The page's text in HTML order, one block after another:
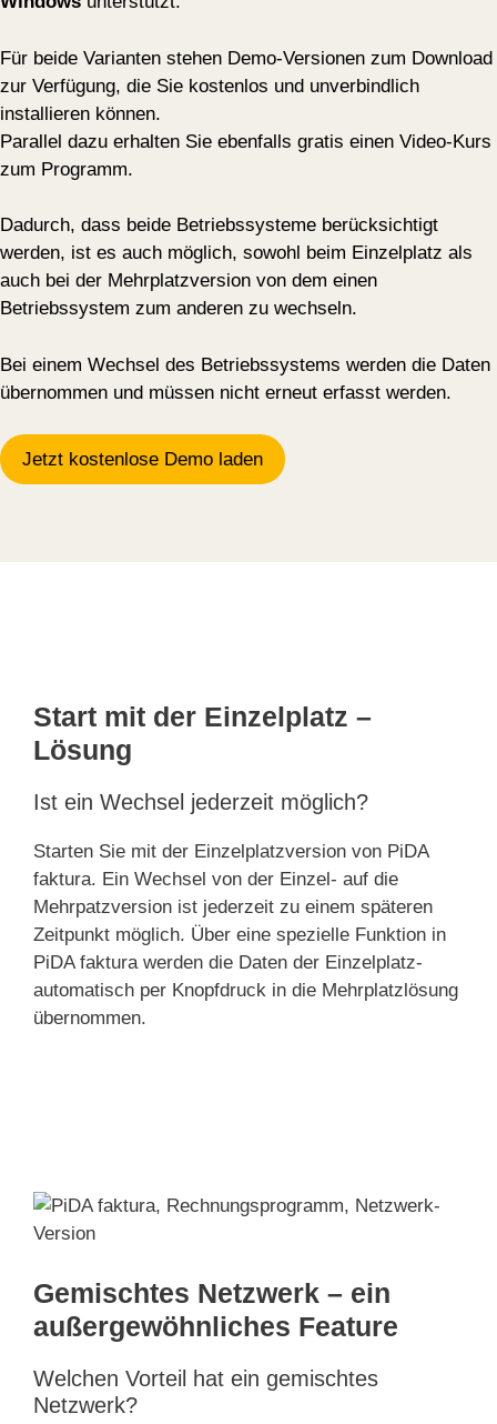
Für beide Varianten stehen Demo-Versionen zum Download
zur Verfügung, die Sie kostenlos und unverbindlich
installieren können.
Parallel dazu erhalten Sie ebenfalls gratis einen Video-Kurs
zum Programm.
Dadurch, dass beide Betriebssysteme berücksichtigt
werden, ist es auch möglich, sowohl beim Einzelplatz als
auch bei der Mehrplatzversion von dem einen
Betriebssystem zum anderen zu wechseln.
Bei einem Wechsel des Betriebssystems werden die Daten
übernommen und müssen nicht erneut erfasst werden.
Jetzt kostenlose Demo laden
Start mit der Einzelplatz –
Lösung
Ist ein Wechsel jederzeit möglich?
Starten Sie mit der Einzelplatzversion von PiDA
faktura. Ein Wechsel von der Einzel- auf die
Mehrpatzversion ist jederzeit zu einem späteren
Zeitpunkt möglich. Über eine spezielle Funktion in
PiDA faktura werden die Daten der Einzelplatz-
automatisch per Knopfdruck in die Mehrplatzlösung
übernommen.
Gemischtes Netzwerk – ein
außergewöhnliches Feature
Welchen Vorteil hat ein gemischtes
Netzwerk?